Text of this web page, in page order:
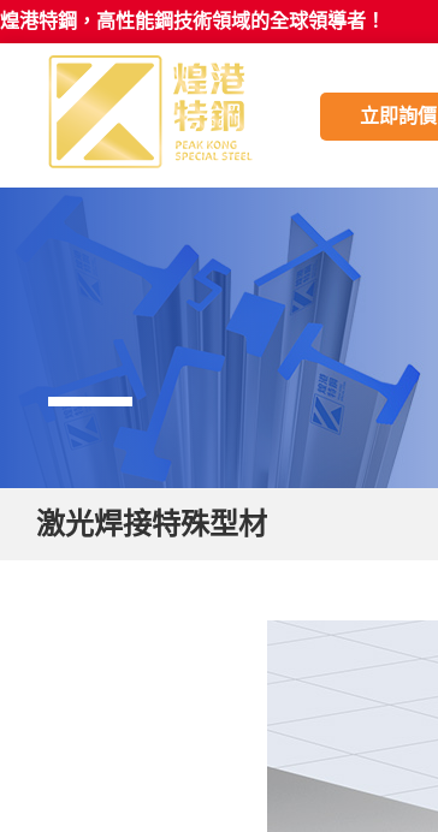
煌港特鋼，高性能鋼技術領域的全球領導者！
立即詢價
激光焊接特殊型材